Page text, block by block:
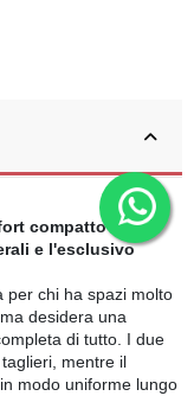
compatto con il
e l'esclusivo
per chi ha spazi molto
desidera una
di tutto. I due
mentre il
modo uniforme lungo